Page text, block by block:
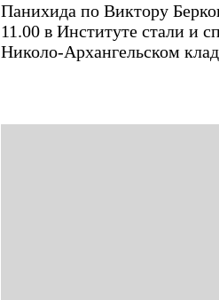
Панихида по Виктору
11.00 в Институте стали и
Николо-Архангельском